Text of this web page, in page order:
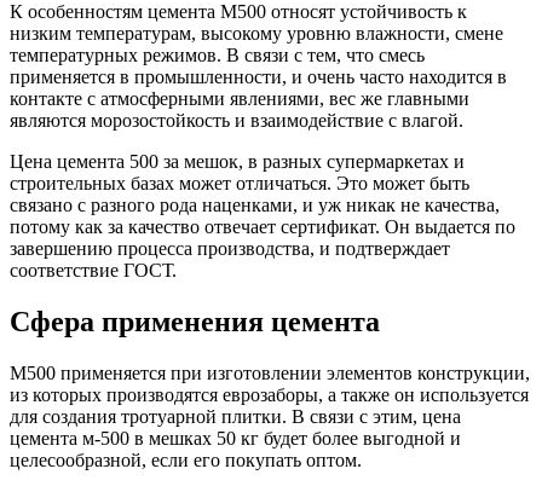
К особенностям цемента М500 относят устойчивость к
низким температурам, высокому уровню влажности, смене
температурных режимов. В связи с тем, что смесь
применяется в промышленности, и очень часто находится в
контакте с атмосферными явлениями, вес же главными
являются морозостойкость и взаимодействие с влагой.
Цена цемента 500 за мешок, в разных супермаркетах и
строительных базах может отличаться. Это может быть
связано с разного рода наценками, и уж никак не качества,
потому как за качество отвечает сертификат. Он выдается по
завершению процесса производства, и подтверждает
соответствие ГОСТ.
Сфера применения цемента
М500 применяется при изготовлении элементов конструкции,
из которых производятся еврозаборы, а также он используется
для создания тротуарной плитки. В связи с этим, цена
цемента м-500 в мешках 50 кг будет более выгодной и
целесообразной, если его покупать оптом.